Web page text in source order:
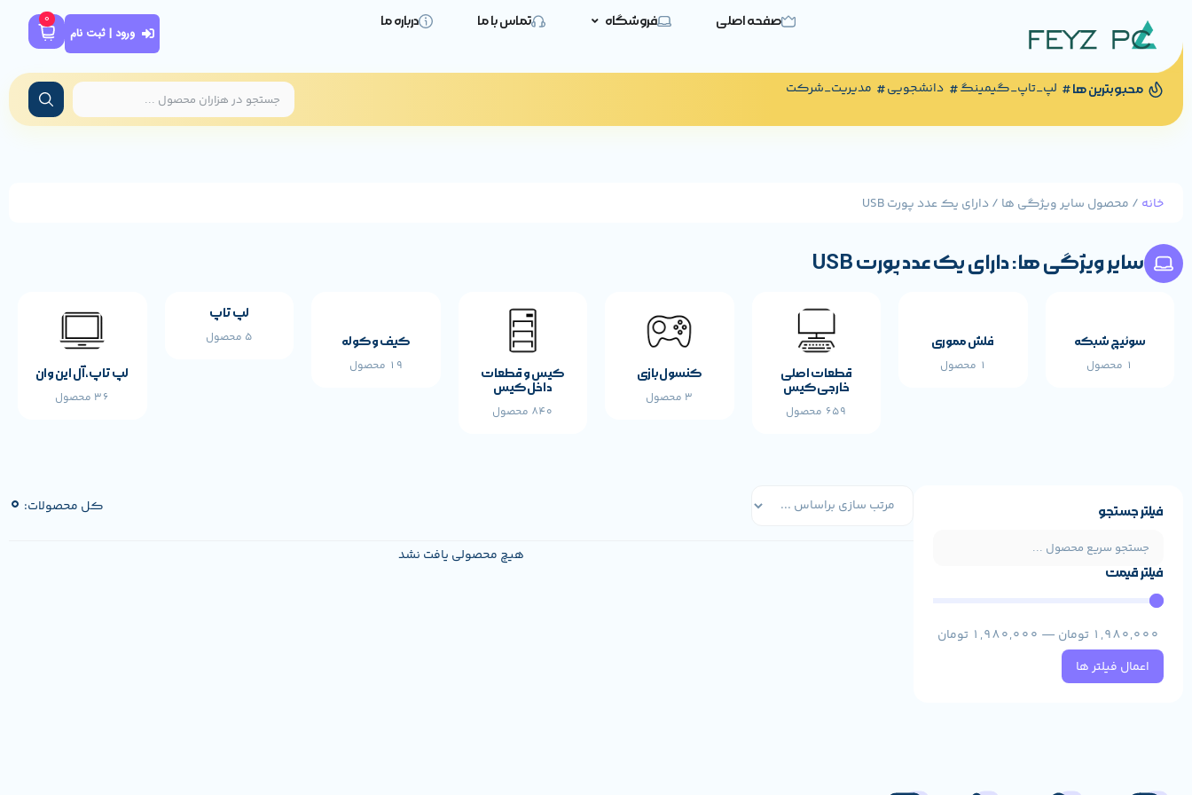
صفحه اصلی فروشگاه تماس با ما درباره ما
ورود | ثبت نام
0
محبوبترین ها لپ_تاپ_گیمینگ دانشجویی مدیریت_شرکت
خانه / محصول سایر ویژگی ها / دارای یک عدد پورت USB
سایر ویژگی ها: دارای یک عدد پورت USB
سوئیچ شبکه
1 محصول
فلش مموری
1 محصول
قطعات اصلی
خارجی کیس
659 محصول
کنسول بازی
3 محصول
کیس و قطعات
داخل کیس
840 محصول
کیف و کوله
19 محصول
لپ تاپ
5 محصول
لپ تاپ،آل این وان
36 محصول
فیلتر جستجو
فیلتر قیمت
1,980,000 تومان —
1,980,000 تومان
اعمال فیلتر ها
کل محصولات: 0
هیچ محصولی یافت نشد